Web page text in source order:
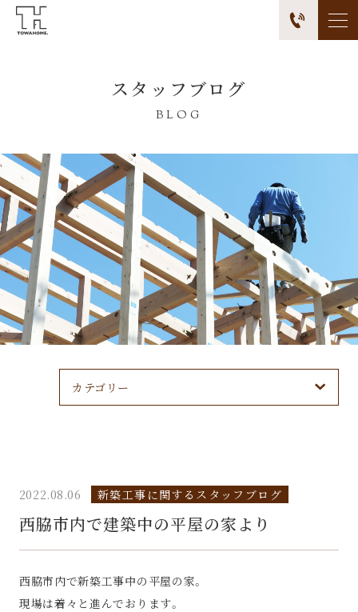
スタッフブログ
BLOG
カテゴリー
2022.08.06 新築工事に関するスタッフブログ
西脇市内で建築中の平屋の家より
西脇市内で新築工事中の平屋の家。
現場は着々と進んでおります。